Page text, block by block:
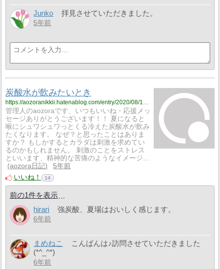
Junko 拝見させていただきました。
5年前
炭酸水が飲みたいとき
https://aozoranikkii.hatenablog.com/entry/2020/08/18/150836
管理人のaozoraです、いつもいいね・応援メッ
セージありがとうございます！！ 夏になると
喉にシュワシュワっとくる冷えた炭酸水が飲み
たくなります。 なぜ？と思ったことはありま
すか？ もしかするとカラダは刺激を求めてい
るのかもしれません。 刺激のことをストレス
といいます、精神的な苦痛のようなイメージ…
aozora日記
5年前
いいね！
14
前の1件を表示
hirari
強炭酸、夏場はおいしく感じます。
6年前
まめねこ
こんばんは♪訪問させていただきました
(*^_^*)
6年前